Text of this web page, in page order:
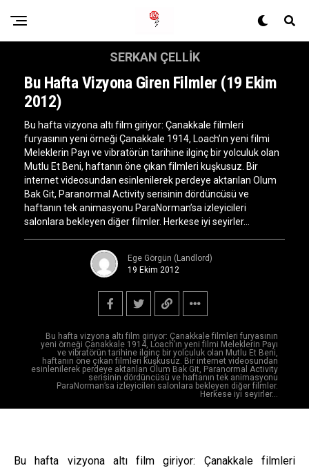
Bu hafta vizyona altı film giriyor: Çanakkale filmleri furyasının
yeni örneği Çanakkale 1914, Loach’ın yeni filmi Meleklerin Payı
ve vibratörün tarihine ilginç bir yolculuk olan Mutlu Et Beni,
haftanın öne çıkan filmleri kuşkusuz. Bir internet videosundan
esinlenilerek perdeye aktarılan Olum Bak Git, Paranormal Activity
serisinin dördüncüsü ve haftanın tek animasyonu
ParaNorman’sa izleyicileri salonlara bekleyen diğer filmler.
Herkese iyi seyirler…
SERKAN ÇELLIK
Bu Hafta Vizyona Giren Filmler (19 Ekim
2012)
Bu hafta vizyona altı film giriyor: Çanakkale filmleri
furyasının yeni örneği Çanakkale 1914, Loach’ın yeni filmi
Meleklerin Payı ve vibratörün tarihine ilginç bir yolculuk olan
Mutlu Et Beni, haftanın öne çıkan filmleri kuşkusuz. Bir
internet videosundan esinlenilerek perdeye aktarılan Olum
Bak Git, Paranormal Activity serisinin dördüncüsü ve
haftanın tek animasyonu ParaNorman’sa izleyicileri
salonlara bekleyen diğer filmler. Herkese iyi seyirler…
Ege Görgün (Landlord)
19 Ekim 2012
Bu hafta vizyona altı film giriyor: Çanakkale filmleri